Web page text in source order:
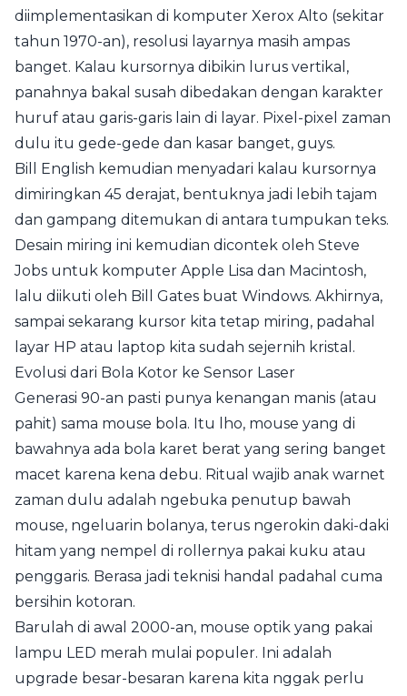
diimplementasikan di komputer Xerox Alto (sekitar
tahun 1970-an), resolusi layarnya masih ampas
banget. Kalau kursornya dibikin lurus vertikal,
panahnya bakal susah dibedakan dengan karakter
huruf atau garis-garis lain di layar. Pixel-pixel zaman
dulu itu gede-gede dan kasar banget, guys.
Bill English kemudian menyadari kalau kursornya
dimiringkan 45 derajat, bentuknya jadi lebih tajam
dan gampang ditemukan di antara tumpukan teks.
Desain miring ini kemudian dicontek oleh Steve
Jobs untuk komputer Apple Lisa dan Macintosh,
lalu diikuti oleh Bill Gates buat Windows. Akhirnya,
sampai sekarang kursor kita tetap miring, padahal
layar HP atau laptop kita sudah sejernih kristal.
Evolusi dari Bola Kotor ke Sensor Laser
Generasi 90-an pasti punya kenangan manis (atau
pahit) sama mouse bola. Itu lho, mouse yang di
bawahnya ada bola karet berat yang sering banget
macet karena kena debu. Ritual wajib anak warnet
zaman dulu adalah ngebuka penutup bawah
mouse, ngeluarin bolanya, terus ngerokin daki-daki
hitam yang nempel di rollernya pakai kuku atau
penggaris. Berasa jadi teknisi handal padahal cuma
bersihin kotoran.
Barulah di awal 2000-an, mouse optik yang pakai
lampu LED merah mulai populer. Ini adalah
upgrade besar-besaran karena kita nggak perlu